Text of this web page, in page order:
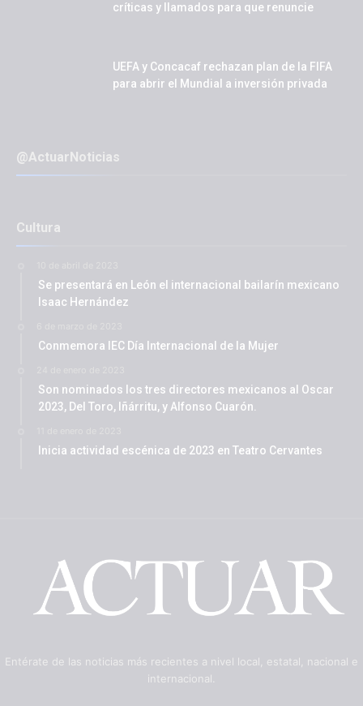
críticas y llamados para que renuncie
UEFA y Concacaf rechazan plan de la FIFA
para abrir el Mundial a inversión privada
@ActuarNoticias
Cultura
Se presentará en León el internacional bailarín mexicano
Isaac Hernández
Conmemora IEC Día Internacional de la Mujer
Son nominados los tres directores mexicanos al Oscar
2023, Del Toro, Iñárritu, y Alfonso Cuarón.
Inicia actividad escénica de 2023 en Teatro Cervantes
Entérate de las noticias más recientes a nivel local, estatal, nacional e
internacional.